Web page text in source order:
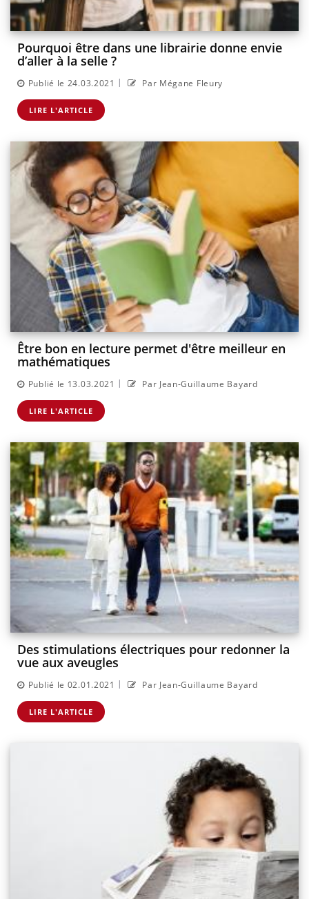
Pourquoi être dans une librairie donne envie
d’aller à la selle ?
Publié le 24.03.2021 | Par Mégane Fleury
LIRE L'ARTICLE
Être bon en lecture permet d'être meilleur en
mathématiques
Publié le 13.03.2021 | Par Jean-Guillaume Bayard
LIRE L'ARTICLE
Des stimulations électriques pour redonner la
vue aux aveugles
Publié le 02.01.2021 | Par Jean-Guillaume Bayard
LIRE L'ARTICLE